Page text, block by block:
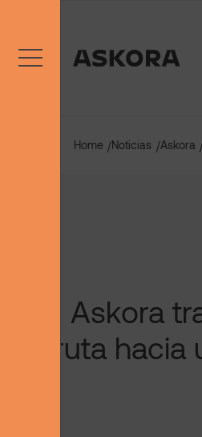
contenido
Home /Noticias /Askora
Askora
ruta hacia